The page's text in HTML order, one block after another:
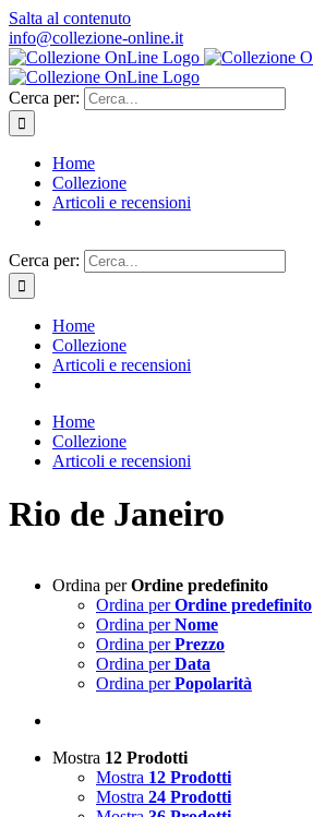
Salta al contenuto
info@collezione-online.it
Cerca per:
Home
Collezione
Articoli e recensioni
Cerca per:
Home
Collezione
Articoli e recensioni
Home
Collezione
Articoli e recensioni
Rio de Janeiro
Ordina perOrdine predefinito
Ordina perOrdine predefinito
Ordina perNome
Ordina perPrezzo
Ordina perData
Ordina perPopolarità
Mostra 12 Prodotti
Mostra 12 Prodotti
Mostra 24 Prodotti